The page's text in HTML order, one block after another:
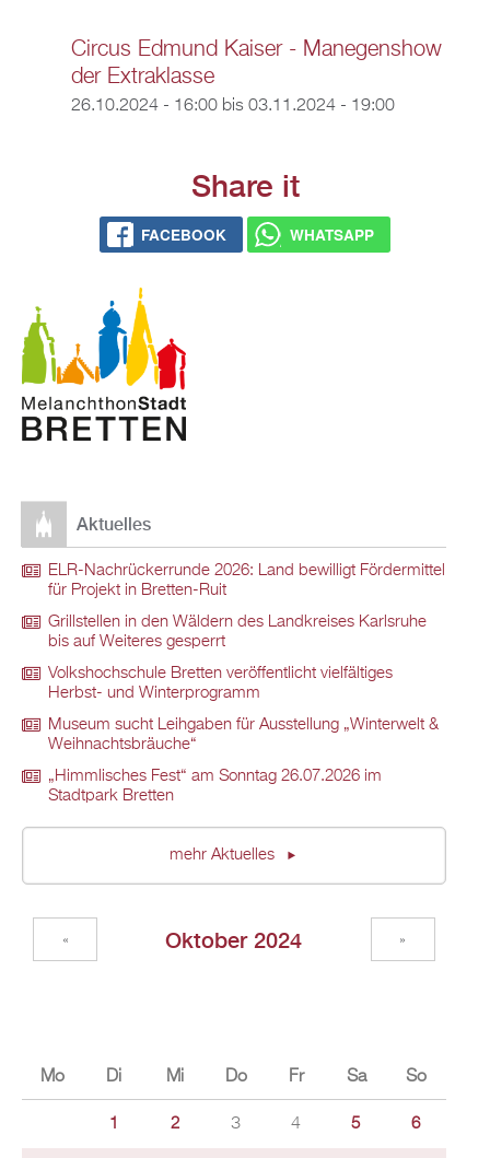
Circus Edmund Kaiser - Manegenshow
der Extraklasse
26.10.2024 - 16:00bis 03.11.2024 - 19:00
Share it
FACEBOOK WHATSAPP
Aktuelles
ELR-Nachrückerrunde 2026: Land bewilligt Fördermittel
für Projekt in Bretten-Ruit
Grillstellen in den Wäldern des Landkreises Karlsruhe
bis auf Weiteres gesperrt
Volkshochschule Bretten veröffentlicht vielfältiges
Herbst- und Winterprogramm
Museum sucht Leihgaben für Ausstellung „Winterwelt &
Weihnachtsbräuche“
„Himmlisches Fest“ am Sonntag 26.07.2026 im
Stadtpark Bretten
mehr Aktuelles
Oktober 2024
« »
Mo Di Mi Do Fr Sa So
1 2 3 4 5 6